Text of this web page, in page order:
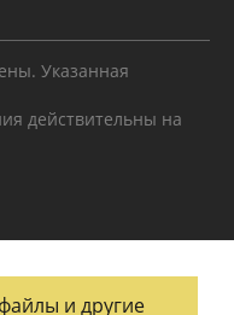
Указанная
действительны на
и другие